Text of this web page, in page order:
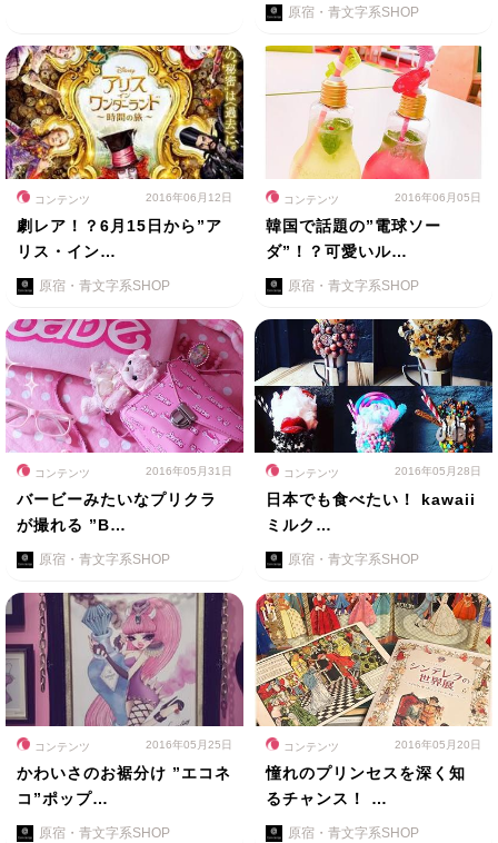
原宿・青文字系SHOP
コンテンツ 2016年06月12日
劇レア！？6月15日から”ア
リス・イン…
原宿・青文字系SHOP
コンテンツ 2016年06月05日
韓国で話題の”電球ソー
ダ”！？可愛いル…
原宿・青文字系SHOP
コンテンツ 2016年05月31日
バービーみたいなプリクラ
が撮れる ”B…
原宿・青文字系SHOP
コンテンツ 2016年05月28日
日本でも食べたい！ kawaii
ミルク…
原宿・青文字系SHOP
コンテンツ 2016年05月25日
かわいさのお裾分け ”エコネ
コ”ポップ…
原宿・青文字系SHOP
コンテンツ 2016年05月20日
憧れのプリンセスを深く知
るチャンス！ …
原宿・青文字系SHOP